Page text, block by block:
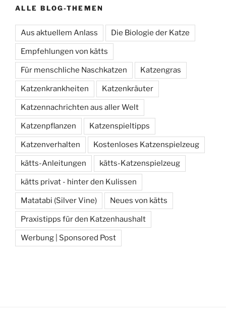
ALLE BLOG-THEMEN
Aus aktuellem Anlass Die Biologie der Katze
Empfehlungen von kätts
Für menschliche Naschkatzen Katzengras
Katzenkrankheiten Katzenkräuter
Katzennachrichten aus aller Welt
Katzenpflanzen Katzenspieltipps
Katzenverhalten Kostenloses Katzenspielzeug
kätts-Anleitungen kätts-Katzenspielzeug
kätts privat - hinter den Kulissen
Matatabi (Silver Vine) Neues von kätts
Praxistipps für den Katzenhaushalt
Werbung | Sponsored Post